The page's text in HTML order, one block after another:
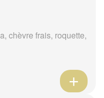
chèvre frais, roquette,